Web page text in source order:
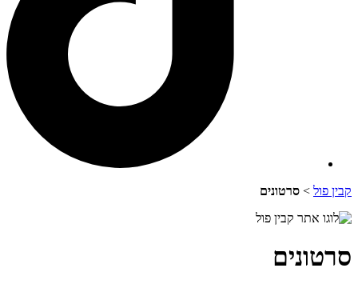
קבין פול> סרטונים
סרטונים